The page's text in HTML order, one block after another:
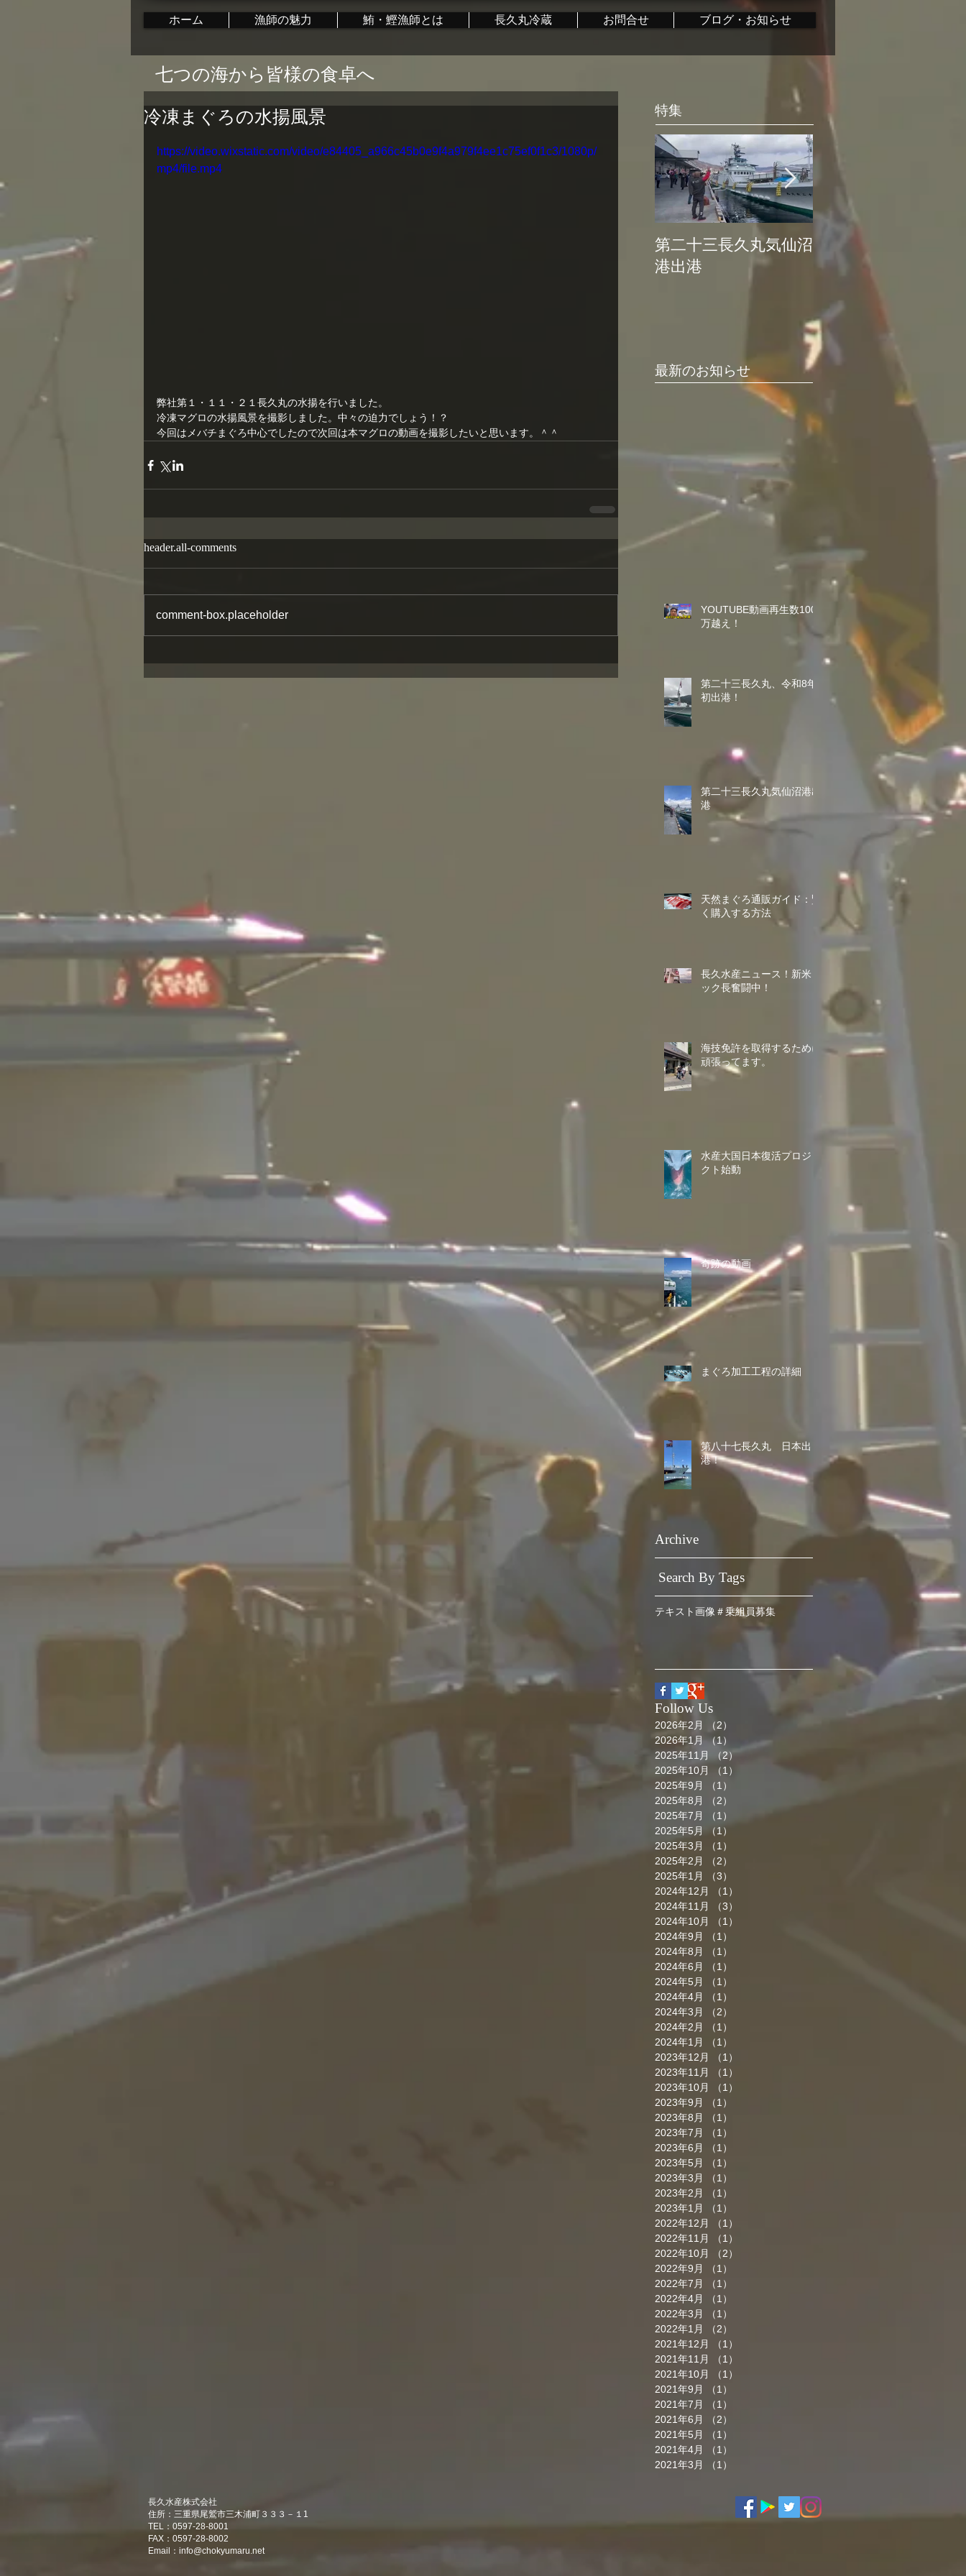
ホーム 漁師の魅力 鮪・鰹漁師とは 長久丸冷蔵 お問合せ ブログ・お知らせ
冷凍まぐろの水揚風景
https://video.wixstatic.com/video/e84405_a966c45b0e9f4a979f4ee1c75ef0f1c3/1080p/
mp4/file.mp4
弊社第１・１１・２１長久丸の水揚を行いました。
冷凍マグロの水揚風景を撮影しました。中々の迫力でしょう！？
今回はメバチまぐろ中心でしたので次回は本マグロの動画を撮影したいと思います。＾＾
header.all-comments
comment-box.placeholder
特集
第二十三長久丸気仙沼
港出港
ロジェクト始動
最新のお知らせ
YOUTUBE動画再生数100
万越え！
第二十三長久丸、令和8年
初出港！
第二十三長久丸気仙沼港出
港
天然まぐろ通販ガイド：賢
く購入する方法
長久水産ニュース！新米コ
ック長奮闘中！
海技免許を取得するために
頑張ってます。
水産大国日本復活プロジェ
クト始動
奇跡の動画
まぐろ加工工程の詳細
第八十七長久丸 日本出
港！
Archive
Search By Tags
テキスト画像 ＃乗組員募集
Follow Us
2026年2月 （2）
2026年1月 （1）
1件の記事
2025年11月
（2）2件の記事
2025年10月
（1）
2025年9月
（1）
2025年8月
（2）
2025年7月
（1）
2025年5月
（1）
2025年3月
（1）
2025年2月
（2）
2025年1月
（3）
2024年12月
（1）
2024年11月
（3）
2024年10月
（1）
2024年9月
（1）
2024年8月
（1）
2024年6月
（1）
2024年5月
（1）
2024年4月
（1）
2024年3月
（2）
2024年2月
（1）
2024年1月
（1）
2023年12月
（1）
2023年11月
（1）
2023年10月
（1）
2023年9月
（1）
2023年8月
（1）
2023年7月
（1）
2023年6月
（1）
2023年5月
（1）
2023年3月
（1）
2023年2月
（1）
2023年1月
（1）
2022年12月
（1）
2022年11月
（1）
2022年10月
（2）
2022年9月
（1）
2022年7月
（1）
2022年4月
（1）
2022年3月
（1）
2022年1月
（2）
2021年12月
（1）
2021年11月
（1）
2021年10月
（1）
2021年9月
（1）
2021年7月
（1）
2021年6月
（2）
2021年5月
（1）
2021年4月
（1）
2021年3月
（1）
七つの海から皆様の食卓へ
長久水産株式会社
住所：三重県尾鷲市三木浦町３３３－１1
TEL：0597-28-8001
FAX：0597-28-8002
Email： info@chokyumaru.net